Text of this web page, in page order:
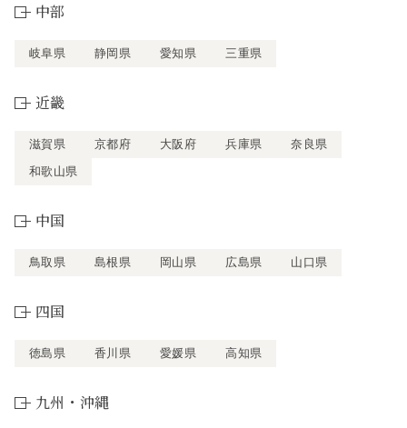
中部
岐阜県 静岡県 愛知県 三重県
近畿
滋賀県 京都府 大阪府 兵庫県
奈良県
和歌山県
中国
鳥取県 島根県 岡山県 広島県 山口県
四国
徳島県 香川県 愛媛県 高知県
九州・沖縄